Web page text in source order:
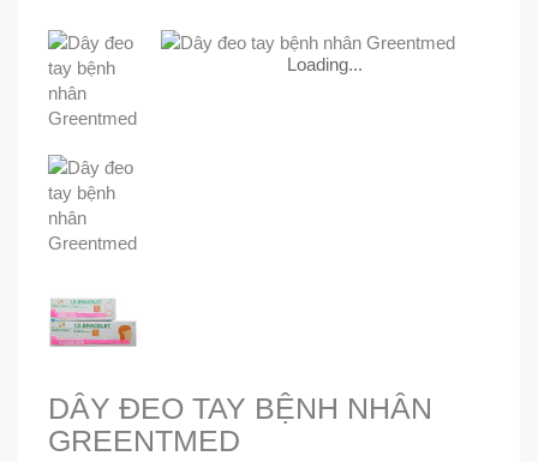
Loading...
DÂY ĐEO TAY BỆNH NHÂN
GREENTMED